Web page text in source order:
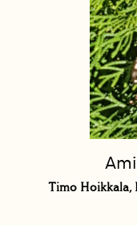
Timo Hoikkala,